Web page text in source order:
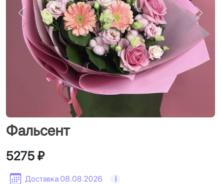
Назад
Фальсент
Доставка 08.08.2026 i
5275 ₽